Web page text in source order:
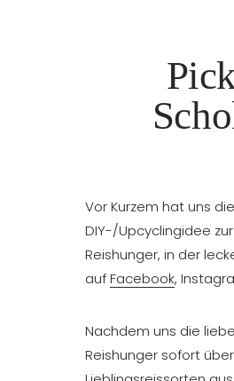
Vor Kurzem hat uns
DIY-/Upcyclingidee zur
Reishunger, in der
aufFacebook,
Nachdem uns die
Reishunger sofort